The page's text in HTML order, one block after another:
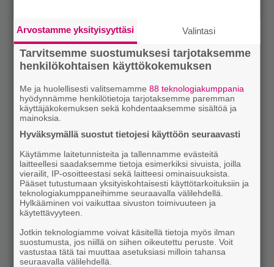
Arvostamme yksityisyyttäsi Valintasi
Tarvitsemme suostumuksesi tarjotaksemme
henkilökohtaisen käyttökokemuksen
Me ja huolellisesti valitsemamme88 teknologiakumppania
hyödynnämme henkilötietoja tarjotaksemme paremman
käyttäjäkokemuksen sekä kohdentaaksemme sisältöä ja
mainoksia.
Hyväksymällä suostut tietojesi käyttöön seuraavasti
Käytämme laitetunnisteita ja tallennamme evästeitä
laitteellesi saadaksemme tietoja esimerkiksi sivuista, joilla
vierailit, IP-osoitteestasi sekä laitteesi ominaisuuksista.
Pääset tutustumaan yksityiskohtaisesti käyttötarkoituksiin ja
teknologiakumppaneihimme seuraavalla välilehdellä.
Hylkääminen voi vaikuttaa sivuston toimivuuteen ja
käytettävyyteen.
Jotkin teknologiamme voivat käsitellä tietoja myös ilman
suostumusta, jos niillä on siihen oikeutettu peruste. Voit
vastustaa tätä tai muuttaa asetuksiasi milloin tahansa
seuraavalla välilehdellä.